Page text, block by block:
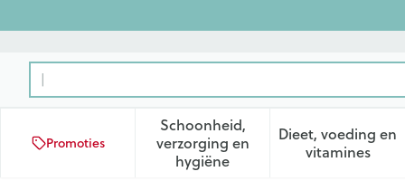
Product, merk, categorie...
Promoties
Schoonheid,
verzorging en
hygiëneToon submenu voor
Dieet, voeding en
vitamines
Toon